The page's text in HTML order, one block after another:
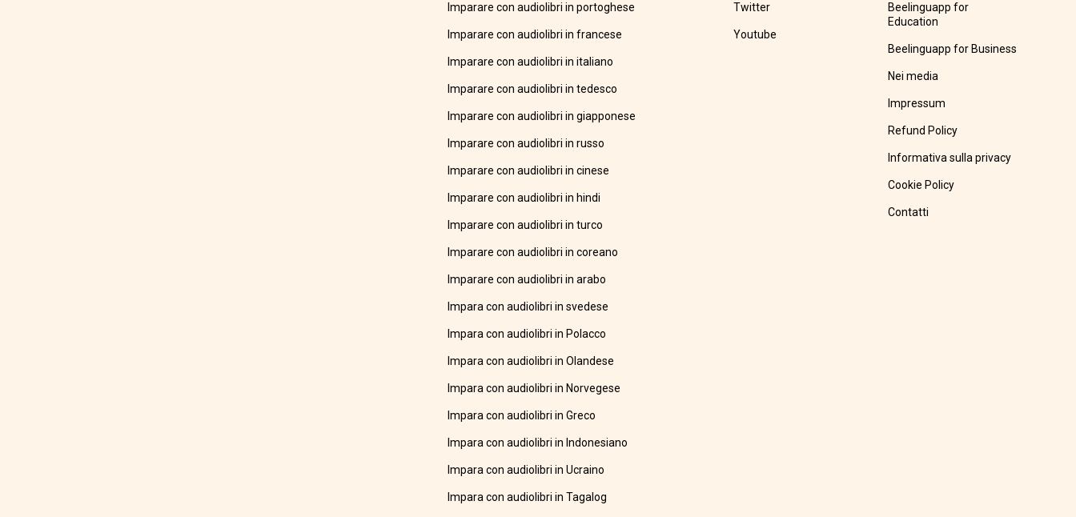
Imparare con audiolibri in portoghese
Imparare con audiolibri in francese
Imparare con audiolibri in italiano
Imparare con audiolibri in tedesco
Imparare con audiolibri in giapponese
Imparare con audiolibri in russo
Imparare con audiolibri in cinese
Imparare con audiolibri in hindi
Imparare con audiolibri in turco
Imparare con audiolibri in coreano
Imparare con audiolibri in arabo
Impara con audiolibri in svedese
Impara con audiolibri in Polacco
Impara con audiolibri in Olandese
Impara con audiolibri in Norvegese
Impara con audiolibri in Greco
Impara con audiolibri in Indonesiano
Impara con audiolibri in Ucraino
Impara con audiolibri in Tagalog
Twitter
Youtube
Beelinguapp for
Education
Beelinguapp for Business
Nei media
Impressum
Refund Policy
Informativa sulla privacy
Cookie Policy
Contatti